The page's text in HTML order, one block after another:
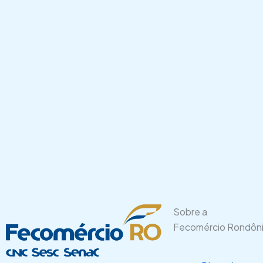
Sobre a
Fecomércio